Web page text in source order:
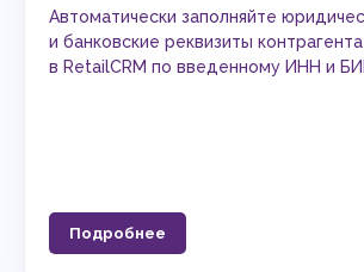
Автоматически заполняйте
и банковские реквизиты контрагента
в RetailCRM по введенному ИНН и
Подробнее